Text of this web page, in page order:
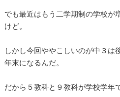
でも最近はもう二学期制の学校が
けど。
しかし今回ややこしいのが中３は
年末になるんだ。
だから５教科と９教科が学校学年